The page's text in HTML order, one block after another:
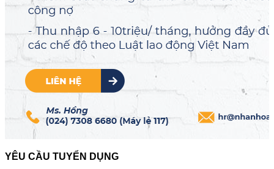
YÊU CẦU TUYỂN DỤNG